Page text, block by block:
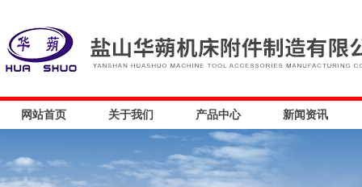
网站首页 关于我们 产品中心 新闻资讯